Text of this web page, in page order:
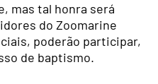
mas tal honra será
do Zoomarine
poderão participar,
de baptismo.